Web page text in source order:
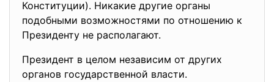
Конституции). Никакие другие органы
подобными возможностями по отношению к
Президенту не располагают.
Президент в целом независим от других
органов государственной власти.